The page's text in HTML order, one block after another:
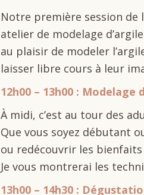
Notre première session de
atelier de modelage
au plaisir de modeler
laisser libre cours à leur
12h00 – 13h00 : Modelage
À midi, c’est au tour des
Que vous soyez débutant
ou redécouvrir les
Je vous montrerai les
13h00 – 14h30 :